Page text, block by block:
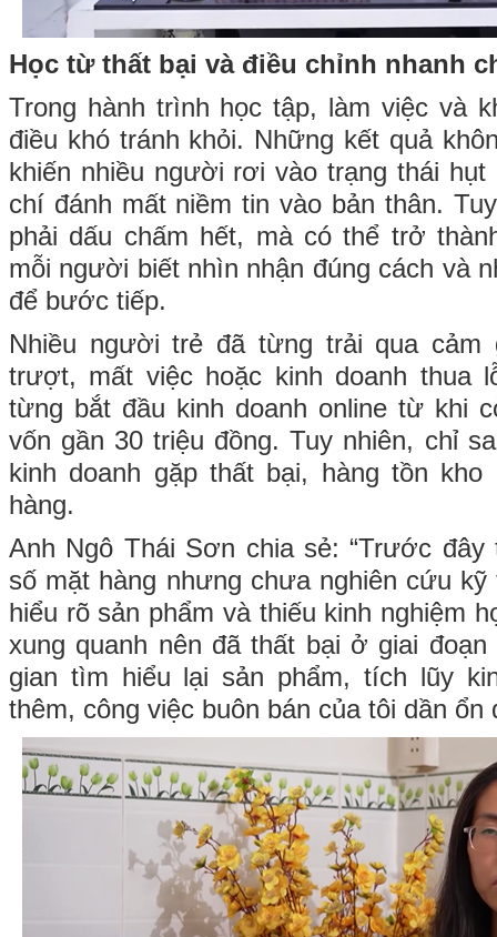
Học từ thất bại và điều chỉnh nhanh
Trong hành trình học tập, làm việc và
điều khó tránh khỏi. Những kết quả
khiến nhiều người rơi vào trạng thái hụt
chí đánh mất niềm tin vào bản thân.
phải dấu chấm hết, mà có thể trở
mỗi người biết nhìn nhận đúng cách và
để bước tiếp.
Nhiều người trẻ đã từng trải qua cảm
trượt, mất việc hoặc kinh doanh thua
từng bắt đầu kinh doanh online từ khi
vốn gần 30 triệu đồng. Tuy nhiên, chỉ
kinh doanh gặp thất bại, hàng tồn
hàng.
Anh Ngô Thái Sơn chia sẻ: “Trước đây
số mặt hàng nhưng chưa nghiên cứu
hiểu rõ sản phẩm và thiếu kinh nghiệm
xung quanh nên đã thất bại ở giai
gian tìm hiểu lại sản phẩm, tích lũy
thêm, công việc buôn bán của tôi dần ổn